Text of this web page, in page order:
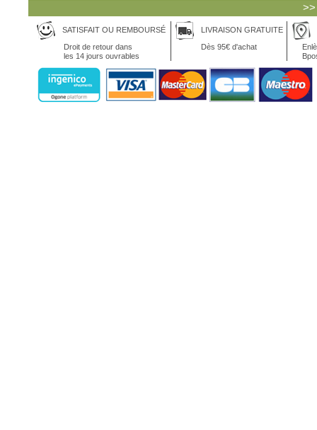
SATISFAIT OU REMBOURSÉ
Droit de retour dans
les 14 jours ouvrables
LIVRAISON GRATUITE
Dès 95€ d'achat